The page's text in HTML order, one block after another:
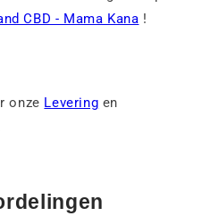
CBD - Mama Kana !
onze Levering en